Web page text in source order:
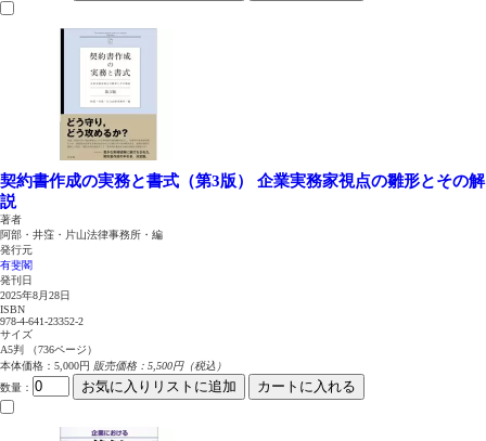
契約書作成の実務と書式（第3版） 企業実務家視点の雛形とその解
説
著者
阿部・井窪・片山法律事務所・編
発行元
有斐閣
発刊日
2025年8月28日
ISBN
978-4-641-23352-2
サイズ
A5判 （736ページ）
本体価格：5,000円 販売価格：5,500円（税込）
数量 ： お気に入りリストに追加 カートに入れる